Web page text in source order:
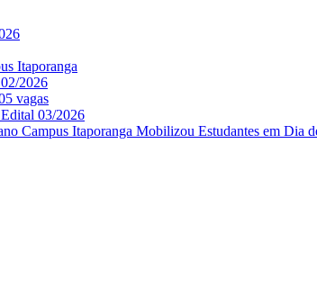
Itaporanga
2026
vagas
03/2026
Campus Itaporanga Mobilizou Estudantes em Dia